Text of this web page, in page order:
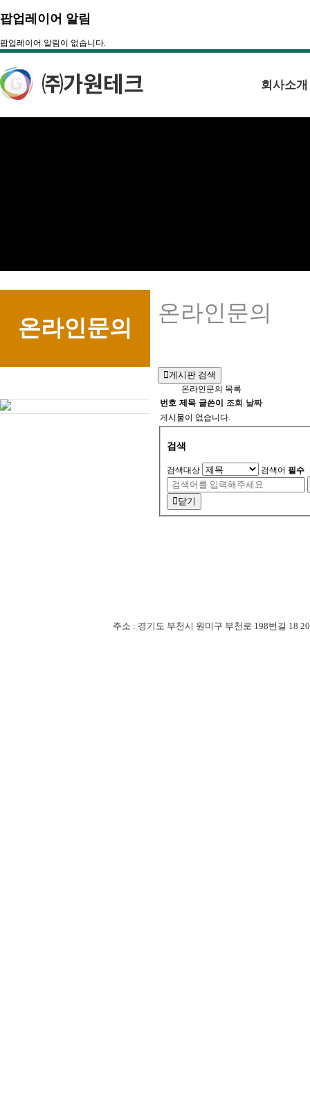
팝업레이어 알림
팝업레이어 알림이 없습니다.
회사소개
온라인문의
온라인문의
게시판 검색
온라인문의 목록
번호 제목 글쓴이 조회 날짜
게시물이 없습니다.
검색
검색대상 검색어 필수
닫기
주소 : 경기도 부천시 원미구 부천로 198번길